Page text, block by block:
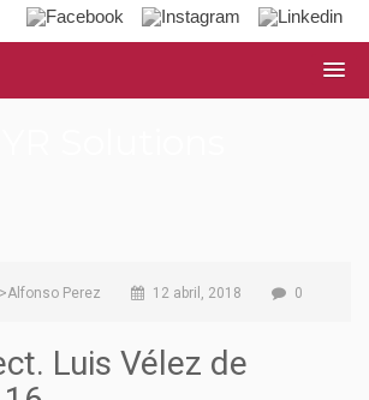
Perez 12 abril, 2018 0
Luis Vélez de